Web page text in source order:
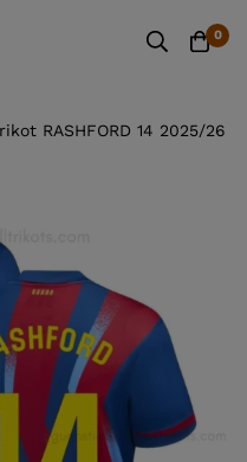
0
RASHFORD 14 2025/26